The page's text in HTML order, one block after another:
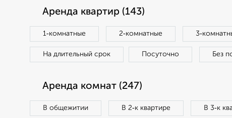
Аренда квартир (143)
1‑комнатные 2‑комнатные
На длительный срок Посуточно Без
Аренда комнат (247)
В общежитии В 2‑к квартире В 3‑к